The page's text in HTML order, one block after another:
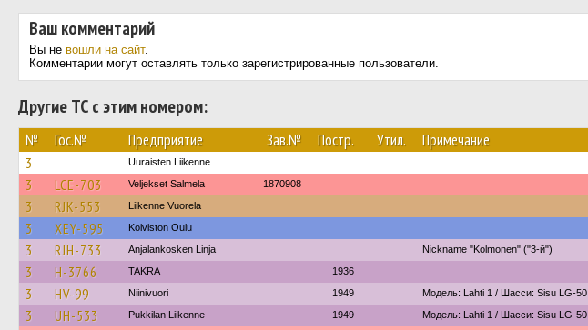
Ваш комментарий
Вы не вошли на сайт.
Комментарии могут оставлять только зарегистрированные пользователи.
Другие ТС с этим номером:
№ Гос.№ Предприятие Зав.№ Постр. Утил. Примечание
3 Uuraisten Liikenne
3 LCE-703 Veljekset Salmela 1870908
3 RJK-553 Liikenne Vuorela
3 XEY-595 Koiviston Oulu
3 RJH-733 Anjalankosken Linja Nickname "Kolmonen" ("3-й")
3 H-3766 TAKRA 1936
3 HV-99 Niinivuori 1949 Модель: Lahti 1 / Шасси: Sisu LG-50.
3 UH-533 Pukkilan Liikenne 1949 Модель: Lahti 1 / Шасси: Sisu LG-50.